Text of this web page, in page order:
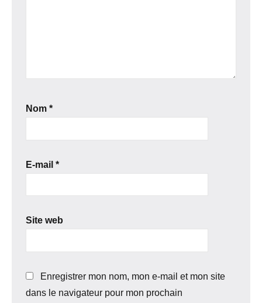
Nom *
E-mail *
Site web
Enregistrer mon nom, mon e-mail et mon site
dans le navigateur pour mon prochain